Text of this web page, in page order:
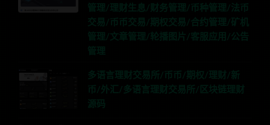
管理/理财生息/财务管理/币种管理/法币
交易/币币交易/期权交易/合约管理/矿机
管理/文章管理/轮播图片/客服应用/公告
管理
多语言理财交易所/币币/期权/理财/新
币/外汇/多语言理财交易所/区块链理财
源码